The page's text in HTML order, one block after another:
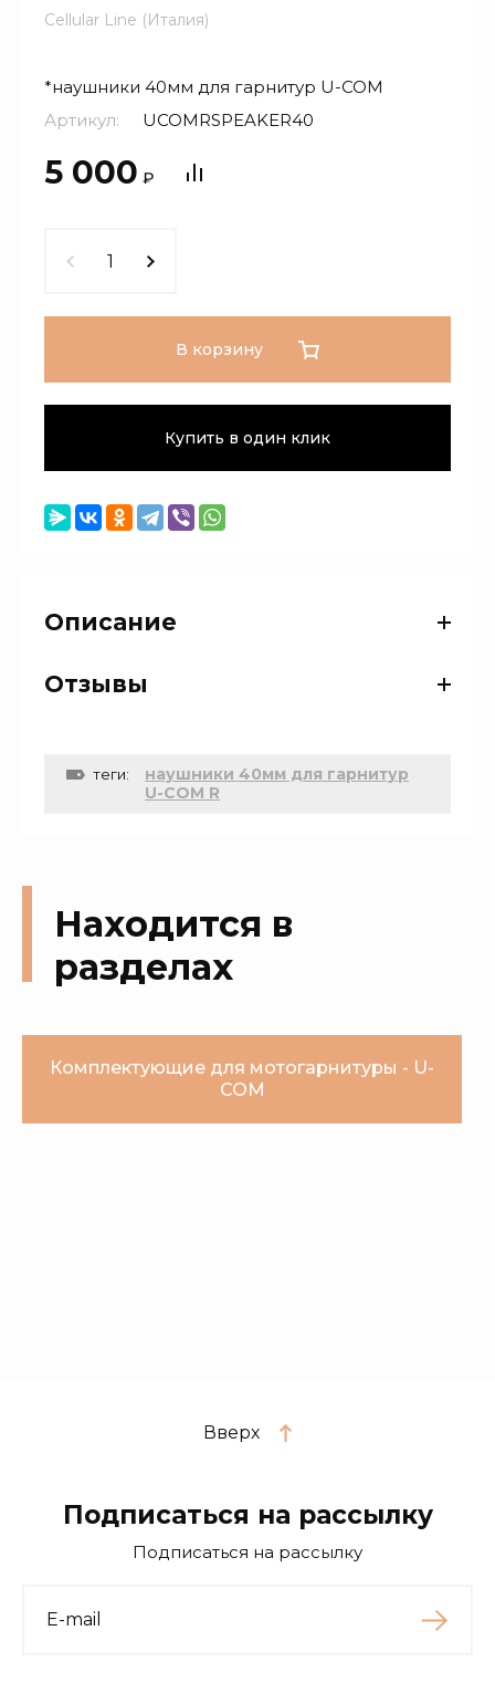
Cellular Line (Италия)
*наушники 40мм для гарнитур U-COM
Артикул:
UCOMRSPEAKER40
5 000 ₽
В корзину
Купить в один клик
Описание
Отзывы
теги:
наушники 40мм для гарнитур
U-COM R
Находится в
разделах
Комплектующие для мотогарнитуры - U-
COM
Вверх
Подписаться на рассылку
Подписаться на рассылку